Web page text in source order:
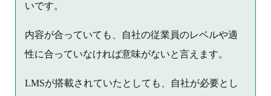
いです。
内容が合っていても、自社の従業員のレベルや適
性に合っていなければ意味がないと言えます。
LMSが搭載されていたとしても、自社が必要とし